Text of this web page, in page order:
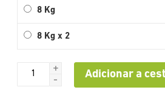
8 Kg
8 Kg x 2
+
-
Adicionar a